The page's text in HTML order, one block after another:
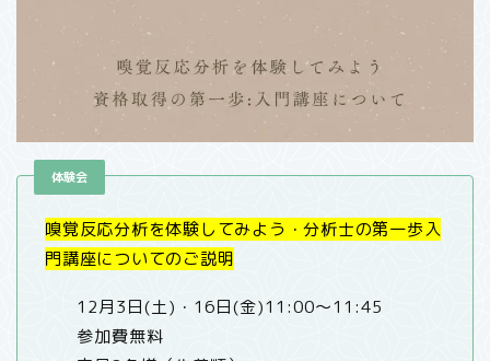
体験会
嗅覚反応分析を体験してみよう・分析士の第一歩入
門講座についてのご説明
12月3日(土)・16日(金)11:00～11:45
参加費無料